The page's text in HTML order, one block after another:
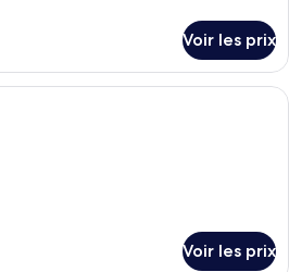
Voir les prix
Une chambre d’hôtel avec un lit, un
Voir les prix